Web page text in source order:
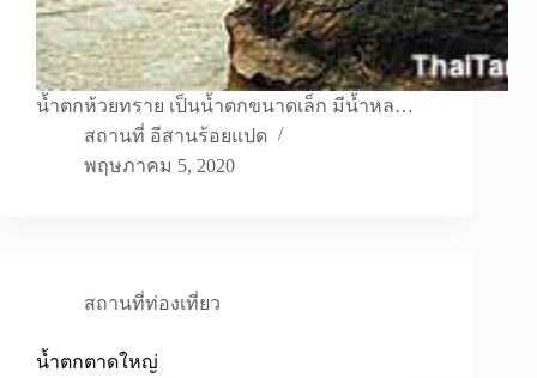
น้ำตกห้วยทราย เป็นน้ำตกขนาดเล็ก มีน้ำหล…
สถานที่ อีสานร้อยแปด
พฤษภาคม 5, 2020
สถานที่ท่องเที่ยว
น้ำตกตาดใหญ่